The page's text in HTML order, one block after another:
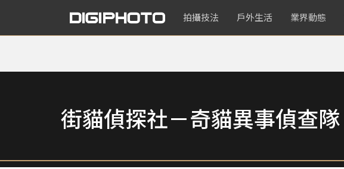
拍攝技法 戶外生活 業界動態
街貓偵探社－奇貓異事偵查隊